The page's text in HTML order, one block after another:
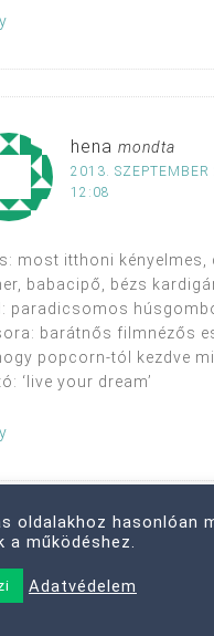
hena mondta
2013. SZEPTEMBER
12:08
most itthoni kényelmes,
babacipő, bézs
paradicsomos
barátnős filmnézős
popcorn-tól kezdve
‘live your dream’
VÉLEMÉNY,
oldalakhoz hasonlóan
a működéshez.
Adatvédelem